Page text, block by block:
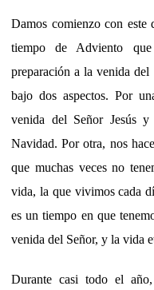
Damos comienzo con
tiempo de Adviento
preparación a la venida del
bajo dos aspectos. Por
venida del Señor Jesús y
Navidad. Por otra, nos
que muchas veces no
vida, la que vivimos cada
es un tiempo en que
venida del Señor, y la vida
Durante casi todo el